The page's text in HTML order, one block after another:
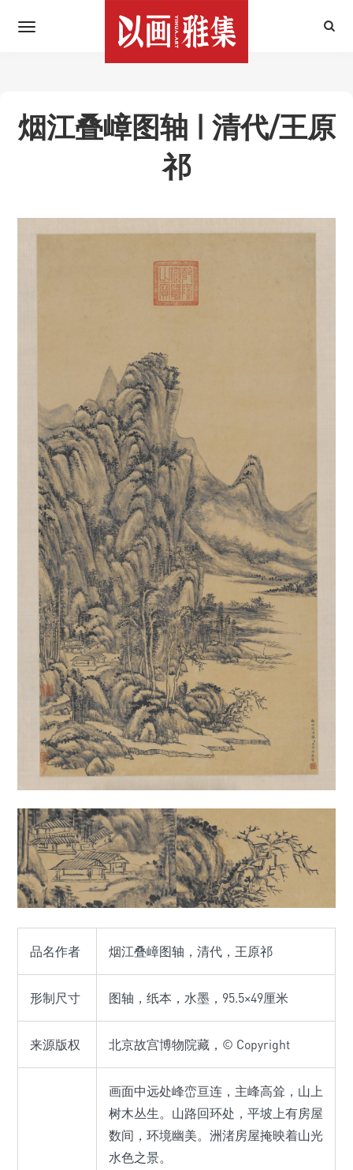
烟江叠嶂图轴 | 清代/王原
祁
品名作者 烟江叠嶂图轴，清代，王原祁
形制尺寸 图轴，纸本，水墨，95.5×49厘米
来源版权 北京故宫博物院藏，© Copyright
画面中远处峰峦亘连，主峰高耸，山上
树木丛生。山路回环处，平坡上有房屋
数间，环境幽美。洲渚房屋掩映着山光
水色之景。